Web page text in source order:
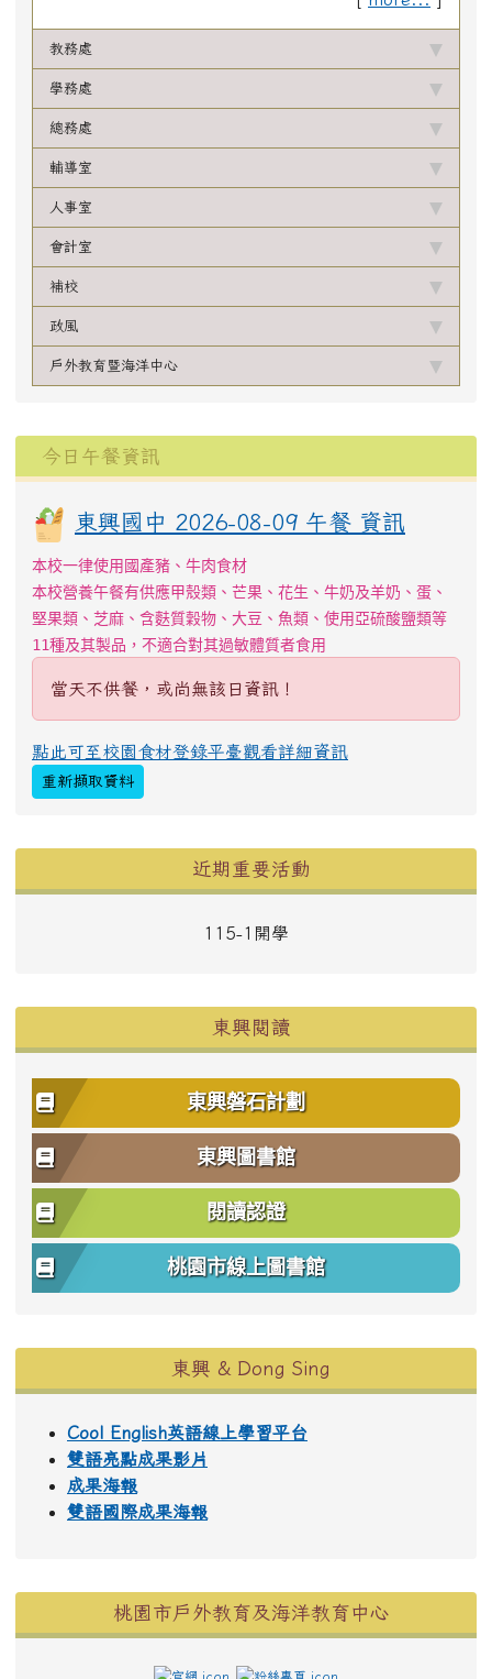
教務處
學務處
總務處
輔導室
人事室
會計室
補校
政風
戶外教育暨海洋中心
下中區域內容
今日午餐資訊
東興國中 2026-08-09 午餐 資訊
本校一律使用國產豬、牛肉食材
本校營養午餐有供應甲殼類、芒果、花生、牛奶及羊奶、蛋、
堅果類、芝麻、含麩質穀物、大豆、魚類、使用亞硫酸鹽類等
11種及其製品，不適合對其過敏體質者食用
當天不供餐，或尚無該日資訊！
點此可至校園食材登錄平臺觀看詳細資訊
重新擷取資料
近期重要活動
115-1開學
東興閱讀
東興磐石計劃
東興圖書館
閱讀認證
桃園市線上圖書館
東興 & Dong Sing
Cool English英語線上學習平台
雙語亮點成果影片
成果海報
雙語國際成果海報
桃園市戶外教育及海洋教育中心